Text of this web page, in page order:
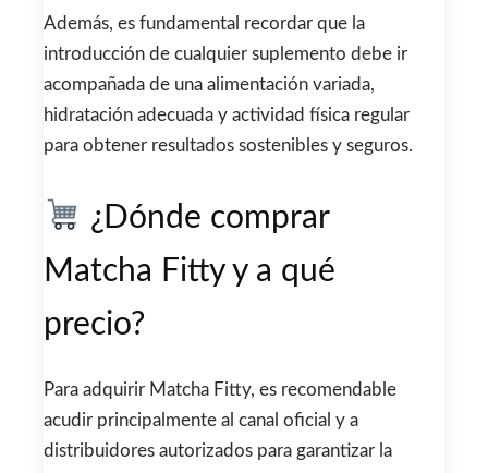
Además, es fundamental recordar que la
introducción de cualquier suplemento debe ir
acompañada de una alimentación variada,
hidratación adecuada y actividad física regular
para obtener resultados sostenibles y seguros.
¿Dónde comprar
Matcha Fitty y a qué
precio?
Para adquirir Matcha Fitty, es recomendable
acudir principalmente al canal oficial y a
distribuidores autorizados para garantizar la